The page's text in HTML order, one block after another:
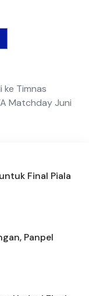
ke Timnas
Matchday Juni
Final Piala
Panpel